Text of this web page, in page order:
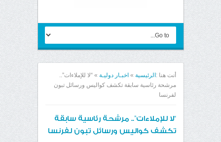
أنت هنا : الرئيسية » اخبـار دوليـة » “لا للإملاءات”..
مرشحة رئاسية سابقة تكشف كواليس ورسائل تبون
لفرنسا
“لا للإملاءات”.. مرشحة رئاسية سابقة
تكشف كواليس ورسائل تبون لفرنسا